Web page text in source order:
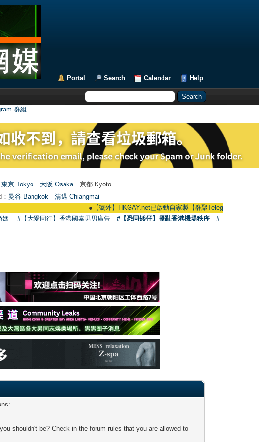
Portal Search Calendar Help
群組
東京 Tokyo 大阪 Osaka 京都 Kyoto
曼谷 Bangkok
清邁 Chiangmai
【號外】HKGAY.net已啟動自家製【群聚Telegram群組】
姻 #【大愛同行】香港國泰男男廣告 #【恐同矮仔】擾亂香港機場秩序
#
shouldn't be? Check in the forum rules that you are allowed to